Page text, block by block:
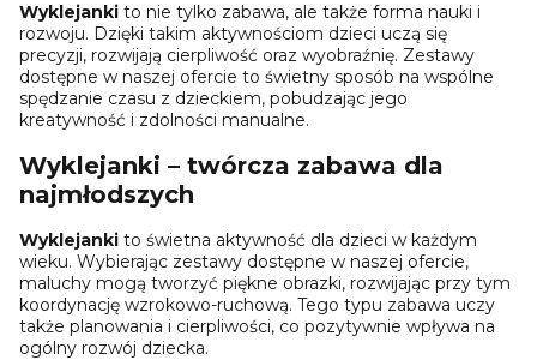
Wyklejanki to nie tylko zabawa, ale także forma nauki i
rozwoju. Dzięki takim aktywnościom dzieci uczą się
precyzji, rozwijają cierpliwość oraz wyobraźnię. Zestawy
dostępne w naszej ofercie to świetny sposób na wspólne
spędzanie czasu z dzieckiem, pobudzając jego
kreatywność i zdolności manualne.
Wyklejanki – twórcza zabawa dla
najmłodszych
Wyklejanki to świetna aktywność dla dzieci w każdym
wieku. Wybierając zestawy dostępne w naszej ofercie,
maluchy mogą tworzyć piękne obrazki, rozwijając przy tym
koordynację wzrokowo-ruchową. Tego typu zabawa uczy
także planowania i cierpliwości, co pozytywnie wpływa na
ogólny rozwój dziecka.